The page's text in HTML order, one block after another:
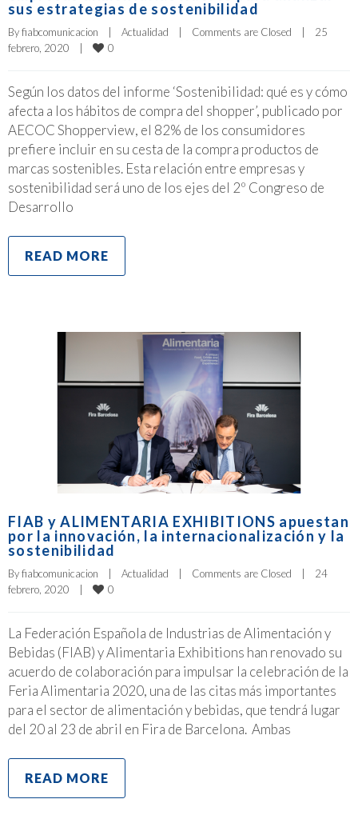
sus estrategias de sostenibilidad
By fiabcomunicacion Actualidad Comments are Closed
25
febrero, 2020
0
Según los datos del informe ‘Sostenibilidad: qué es y cómo
afecta a los hábitos de compra del shopper’, publicado por
AECOC Shopperview, el 82% de los consumidores
prefiere incluir en su cesta de la compra productos de
marcas sostenibles. Esta relación entre empresas y
sostenibilidad será uno de los ejes del 2º Congreso de
Desarrollo
READ MORE
FIAB y ALIMENTARIA EXHIBITIONS apuestan
por la innovación, la internacionalización y la
sostenibilidad
By fiabcomunicacion | Actualidad | Comments are Closed |
24
febrero, 2020
| 0
La Federación Española de Industrias de Alimentación y
Bebidas (FIAB) y Alimentaria Exhibitions han renovado su
acuerdo de colaboración para impulsar la celebración de la
Feria Alimentaria 2020, una de las citas más importantes
para el sector de alimentación y bebidas, que tendrá lugar
del 20 al 23 de abril en Fira de Barcelona. Ambas
READ MORE